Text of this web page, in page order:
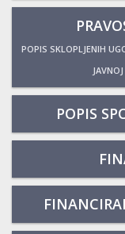
POPIS SKLOPLJENIH
POPIS